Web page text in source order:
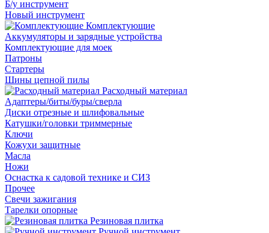
Б/у инструмент
Новый инструмент
Комплектующие
Аккумуляторы и зарядные устройства
Комплектующие для моек
Патроны
Стартеры
Шины цепной пилы
Расходный материал
Адаптеры/биты/буры/сверла
Диски отрезные и шлифовальные
Катушки/головки триммерные
Ключи
Кожухи защитные
Масла
Ножи
Оснастка к садовой технике и СИЗ
Прочее
Свечи зажигания
Тарелки опорные
Резиновая плитка